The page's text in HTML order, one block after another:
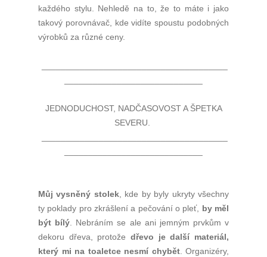
každého stylu. Nehledě na to, že to máte i jako
takový porovnávač, kde vidíte spoustu podobných
výrobků za různé ceny.
JEDNODUCHOST, NADČASOVOST A ŠPETKA
SEVERU.
Můj vysněný stolek, kde by byly ukryty všechny
ty poklady pro zkrášlení a pečování o pleť, by měl
být bílý. Nebráním se ale ani jemným prvkům v
dekoru dřeva, protože dřevo je další materiál,
který mi na toaletce nesmí chybět. Organizéry,